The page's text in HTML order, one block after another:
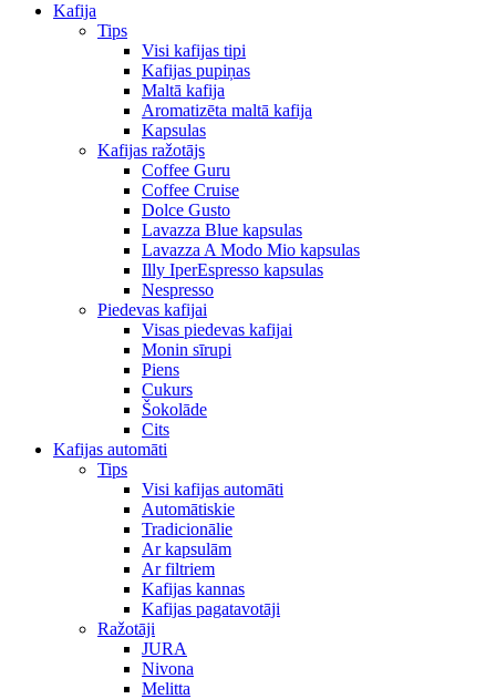
Kafija
Tips
Visi kafijas tipi
Kafijas pupiņas
Maltā kafija
Aromatizēta maltā kafija
Kapsulas
Kafijas ražotājs
Coffee Guru
Coffee Cruise
Dolce Gusto
Lavazza Blue kapsulas
Lavazza A Modo Mio kapsulas
Illy IperEspresso kapsulas
Nespresso
Piedevas kafijai
Visas piedevas kafijai
Monin sīrupi
Piens
Cukurs
Šokolāde
Cits
Kafijas automāti
Tips
Visi kafijas automāti
Automātiskie
Tradicionālie
Ar kapsulām
Ar filtriem
Kafijas kannas
Kafijas pagatavotāji
Ražotāji
JURA
Nivona
Melitta